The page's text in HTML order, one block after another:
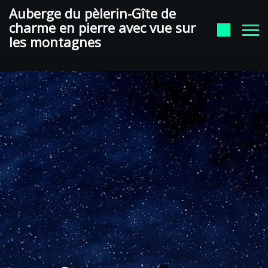
auberge du pelerin Google
Auberge du pèlerin-Gîte de
charme en pierre avec vue sur
les montagnes